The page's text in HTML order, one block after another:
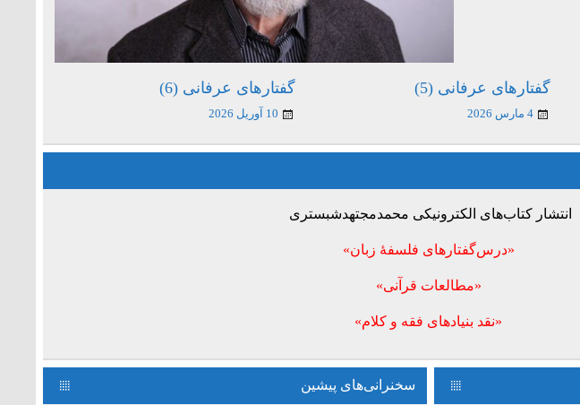
گفتارهای عرفانی (6)
10 آوریل 2026
گفتارهای عرفانی (5)
4 مارس 2026
انتشار کتاب‌های الکترونیکی محمدمجتهدشبستری
«درس‌گفتارهای فلسفۀ زبان»
«مطالعات قرآنی»
«نقد بنیادهای فقه و کلام»
سخنرانی‌های پیشین